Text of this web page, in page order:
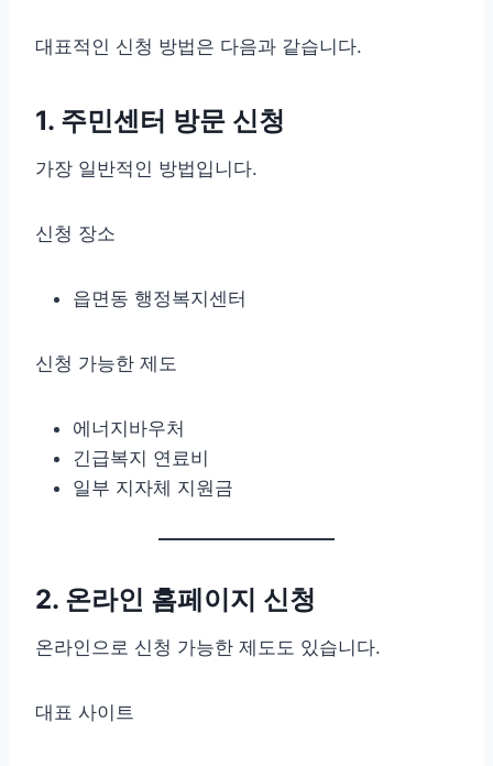
대표적인 신청 방법은 다음과 같습니다.
1. 주민센터 방문 신청
가장 일반적인 방법입니다.
신청 장소
읍면동 행정복지센터
신청 가능한 제도
에너지바우처
긴급복지 연료비
일부 지자체 지원금
2. 온라인 홈페이지 신청
온라인으로 신청 가능한 제도도 있습니다.
대표 사이트